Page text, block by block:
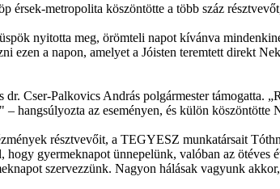
érsek-metropolita köszöntötte a több száz
nyitotta meg, örömteli napot kívánva
ezen a napon, amelyet a Jóisten teremtett direkt
dr. Cser-Palkovics András polgármester
hangsúlyozta az eseményen, és külön
résztvevőit, a TEGYESZ munkatársait
hogy gyermeknapot ünnepelünk, valóban az
szervezzünk. Nagyon hálásak vagyunk